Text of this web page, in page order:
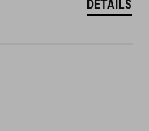
DÉTAILS